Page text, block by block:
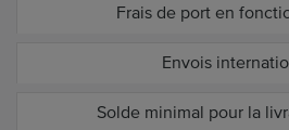
Frais de port en
Envois
Solde minimal pour la